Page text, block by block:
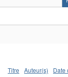
Titre Auteur(s) Date